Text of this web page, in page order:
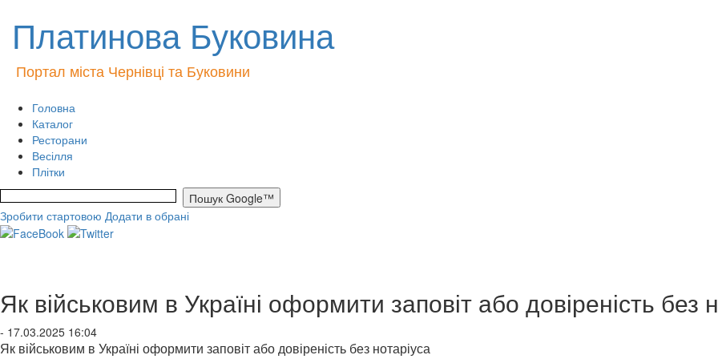
Платинова Буковина
Портал міста Чернівці та Буковини
Головна
Каталог
Ресторани
Весілля
Плітки
Зробити стартовою Додати в обрані
Як військовим в Україні оформити заповіт або довіреність без
- 17.03.2025 16:04
Як військовим в Україні оформити заповіт або довіреність без нотаріуса